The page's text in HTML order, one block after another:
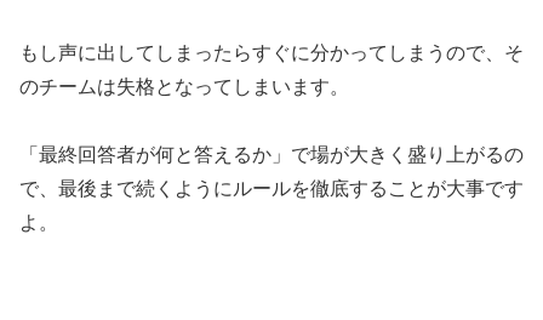
もし声に出してしまったらすぐに分かってしまうので、そ
のチームは失格となってしまいます。
「最終回答者が何と答えるか」で場が大きく盛り上がるの
で、最後まで続くようにルールを徹底することが大事です
よ。